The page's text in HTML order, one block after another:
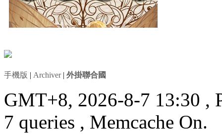
手機版 | Archiver| 外掛聯合國
GMT+8, 2026-8-7 13:30 ,
7 queries , Memcache On.